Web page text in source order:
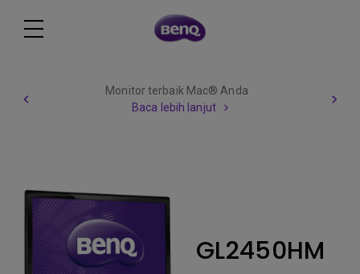
Monitor terbaik Mac® Anda
Baca lebih lanjut
GL2450HM